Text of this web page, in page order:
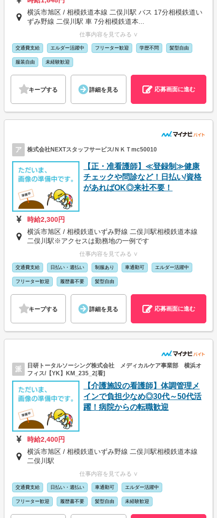
横浜市旭区 / 相模鉄道本線 二俣川駅 バス 17分相模鉄道い
ずみ野線 二俣川駅 車 7分相模鉄道本...
仕事内容を見てみる ∨
交通費支給 エルダー活躍中 フリーター歓迎 学歴不問 髪型自由
服装自由 未経験歓迎
キープする 詳細を見る 応募画面に進む
ア 株式会社NEXTスタッフサービス/ＮＫＴmc50010
【正・准看護師】≪登録制≫健康
チェックや問診など！日払い/資格
があればOK◎来社不要！
時給2,300円
横浜市旭区 / 相模鉄道いずみ野線 二俣川駅相模鉄道本線
二俣川駅※アクセスは勤務地の一例です
仕事内容を見てみる ∨
交通費支給 日払い・週払い 制服あり 車通勤可 エルダー活躍中
フリーター歓迎 履歴書不要 髪型自由
キープする 詳細を見る 応募画面に進む
派
日研トータルソーシング株式会社 メディカルケア事業部 横浜オ
フィス/【YK】KM_235_2[看]
【介護施設の看護師】体調管理メ
インで負担少なめ◎30代～50代活
躍！病院からの転職歓迎
時給2,400円
横浜市旭区 / 相模鉄道いずみ野線 二俣川駅相模鉄道本線
二俣川駅
仕事内容を見てみる ∨
交通費支給 日払い・週払い 車通勤可 エルダー活躍中
フリーター歓迎 履歴書不要 髪型自由 未経験歓迎